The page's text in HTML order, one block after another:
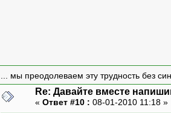
... мы преодолеваем эту трудность без
Re: Давайте вместе
« Ответ #10 : 08-01-2010 11:18 »